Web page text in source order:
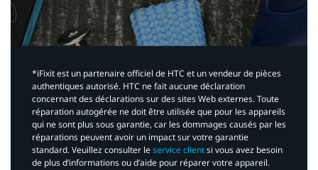
*iFixit est un partenaire officiel de HTC et un vendeur de pièces
authentiques autorisé. HTC ne fait aucune déclaration
concernant des déclarations sur des sites Web externes. Toute
réparation autogérée ne doit être utilisée que pour les appareils
qui ne sont plus sous garantie, car les dommages causés par les
réparations peuvent avoir un impact sur votre garantie
standard. Veuillez consulter leservice clientsi vous avez besoin
de plus d’informations ou d’aide pour réparer votre appareil.​